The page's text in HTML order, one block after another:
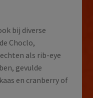
bij diverse
Choclo,
als rib-eye
gevulde
en cranberry of